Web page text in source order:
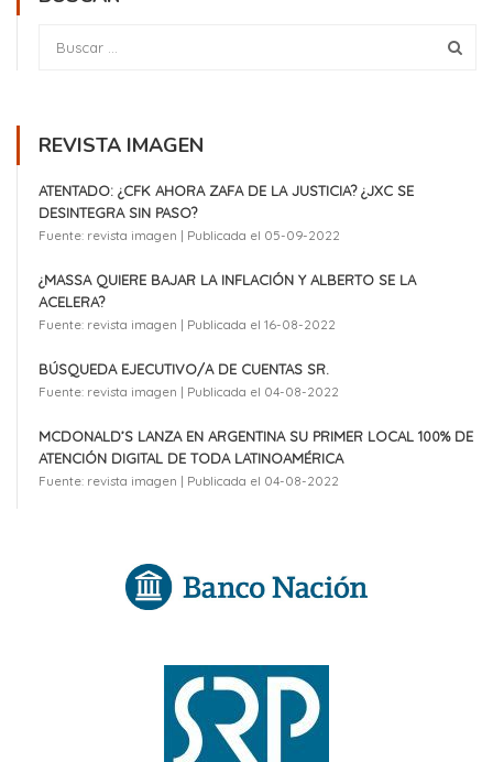
REVISTA IMAGEN
ATENTADO: ¿CFK AHORA ZAFA DE LA JUSTICIA? ¿JXC SE
DESINTEGRA SIN PASO?
Fuente: revista imagen Publicada el 05-09-2022
¿MASSA QUIERE BAJAR LA INFLACIÓN Y ALBERTO SE LA
ACELERA?
Fuente: revista imagen Publicada el 16-08-2022
BÚSQUEDA EJECUTIVO/A DE CUENTAS SR.
Fuente: revista imagen Publicada el 04-08-2022
MCDONALD’S LANZA EN ARGENTINA SU PRIMER LOCAL 100% DE
ATENCIÓN DIGITAL DE TODA LATINOAMÉRICA
Fuente: revista imagen Publicada el 04-08-2022